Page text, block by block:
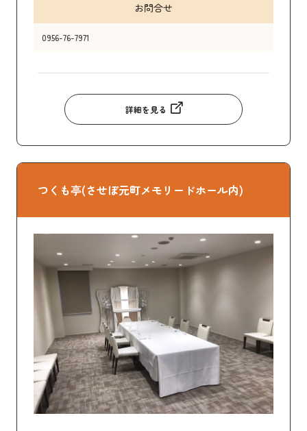
お問合せ
0956-76-7971
詳細を見る
つくも亭(させぼ元町メモリードホール内)